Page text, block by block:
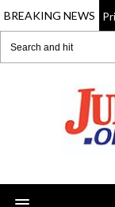
BREAKING NEWS
08 Aug 2026